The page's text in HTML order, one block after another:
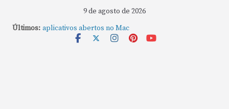
9 de agosto de 2026
Últimos: Como fechar rapidamente todas as janelas ou
aplicativos abertos no Mac